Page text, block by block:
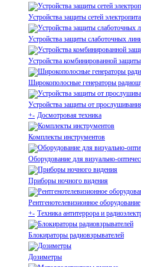
Устройства защиты сетей
Устройства защиты слаботочных
Устройства комбинированной защиты
Широкополосные генераторы
Устройства защиты от
+- Досмотровая техника
Комплекты инструментов
Оборудование для визуально-
Приборы ночного видения
Рентгенотелевизионное оборудование
+- Техника антитеррора и
Блокираторы радиовзрывателей
Дозиметры